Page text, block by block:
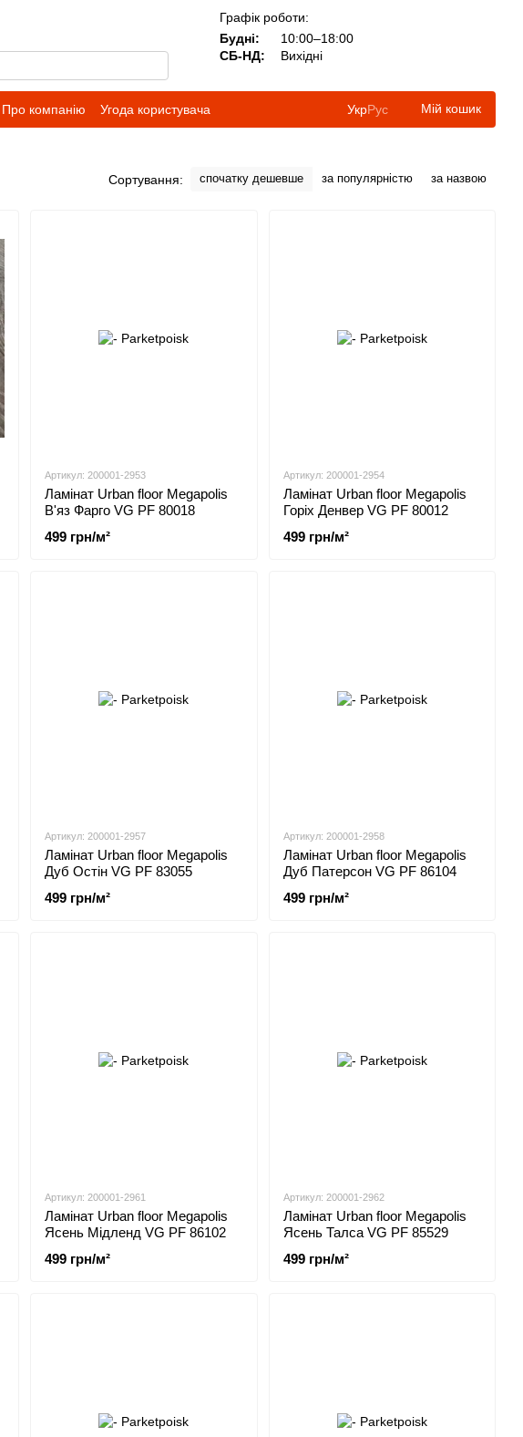
Графік роботи:
Будні:
10:00–18:00
СБ-НД:
Вихідні
Про компанію Угода користувача УкрРус Мій кошик
Сортування: спочатку дешевше за популярністю за назвою
Артикул: 200001-2953
Ламінат Urban floor Megapolis
В'яз Фарго VG PF 80018
499 грн/м²
Артикул: 200001-2954
Ламінат Urban floor Megapolis
Горіх Денвер VG PF 80012
499 грн/м²
Артикул: 200001-2957
Ламінат Urban floor Megapolis
Дуб Остін VG PF 83055
499 грн/м²
Артикул: 200001-2958
Ламінат Urban floor Megapolis
Дуб Патерсон VG PF 86104
499 грн/м²
Артикул: 200001-2961
Ламінат Urban floor Megapolis
Ясень Мідленд VG PF 86102
499 грн/м²
Артикул: 200001-2962
Ламінат Urban floor Megapolis
Ясень Талса VG PF 85529
499 грн/м²